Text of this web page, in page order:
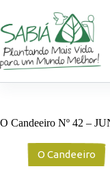
o
conteúdo
O Candeeiro Nº 42 –
O Candeeiro